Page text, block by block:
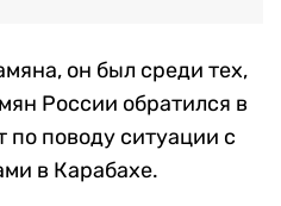
он был среди тех,
России обратился в
по поводу ситуации с
в Карабахе.